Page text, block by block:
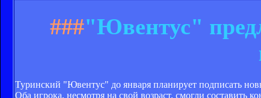
###"Ювентус"
Туринский "Ювентус" до января планирует подписать
Оба игрока, несмотря на свой возраст, смогли